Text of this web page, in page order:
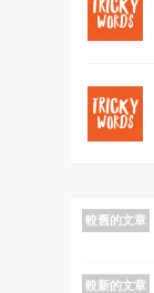
較舊的文章
較新的文章